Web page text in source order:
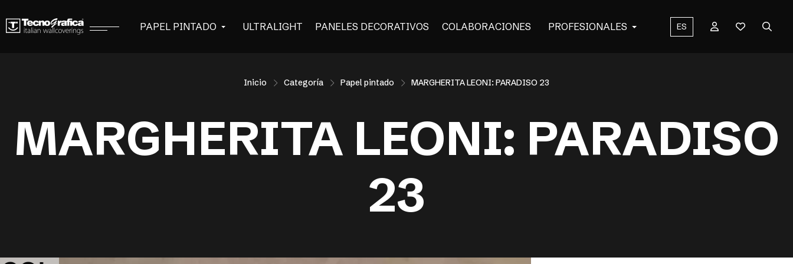
PAPEL PINTADO ULTRALIGHT PANELES DECORATIVOS COLABORACIONES PROFESIONALES ES
Inicio Categoría Papel pintado MARGHERITA LEONI: PARADISO 23
MARGHERITA LEONI: PARADISO
23